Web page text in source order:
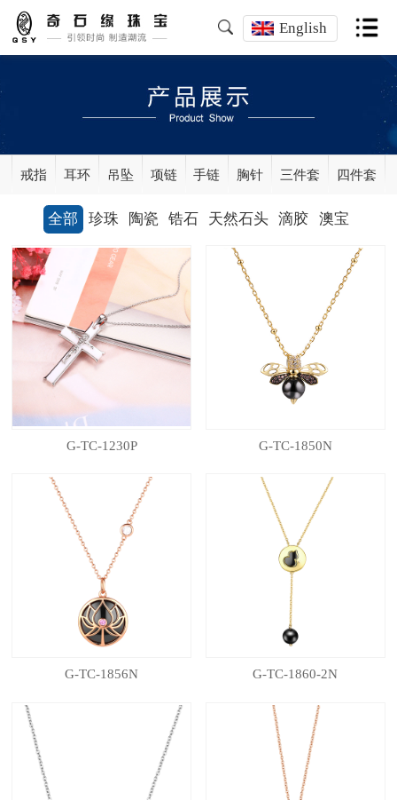
English
戒指 耳环 吊坠 项链 手链 胸针 三件套 四件套
全部 珍珠 陶瓷 锆石 天然石头 滴胶 澳宝
G-TC-1230P G-TC-1850N
G-TC-1856N G-TC-1860-2N